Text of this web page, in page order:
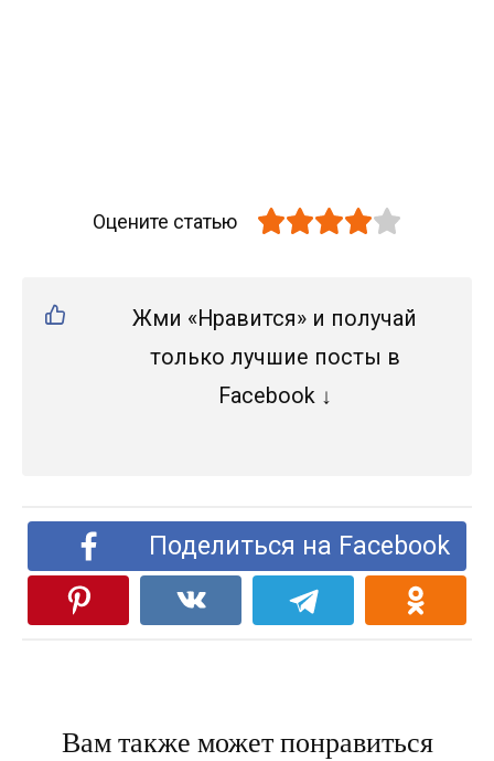
Оцените статью
Жми «Нравится» и получай
только лучшие посты в
Facebook ↓
Поделиться на Facebook
Вам также может понравиться